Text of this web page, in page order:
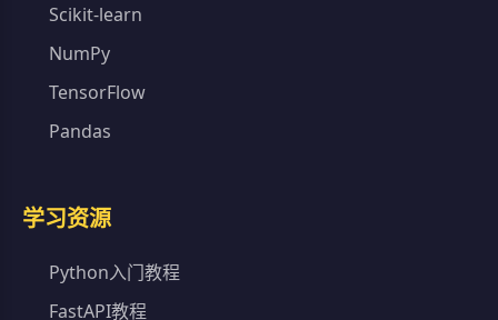
Scikit-learn
NumPy
TensorFlow
Pandas
学习资源
Python入门教程
FastAPI教程